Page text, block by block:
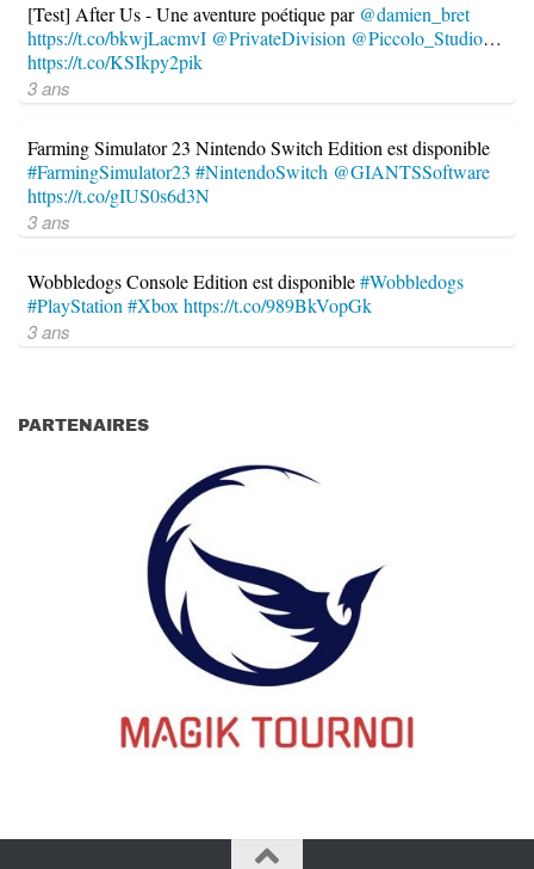
[Test] After Us - Une aventure poétique par @damien_bret
https://t.co/bkwjLacmvI @PrivateDivision @Piccolo_Studio…
https://t.co/KSIkpy2pik
3 ans
Farming Simulator 23 Nintendo Switch Edition est disponible
#FarmingSimulator23 #NintendoSwitch @GIANTSSoftware
https://t.co/gIUS0s6d3N
3 ans
Wobbledogs Console Edition est disponible#Wobbledogs
#PlayStation #Xbox https://t.co/989BkVopGk
3 ans
PARTENAIRES